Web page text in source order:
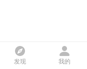
发现 我的